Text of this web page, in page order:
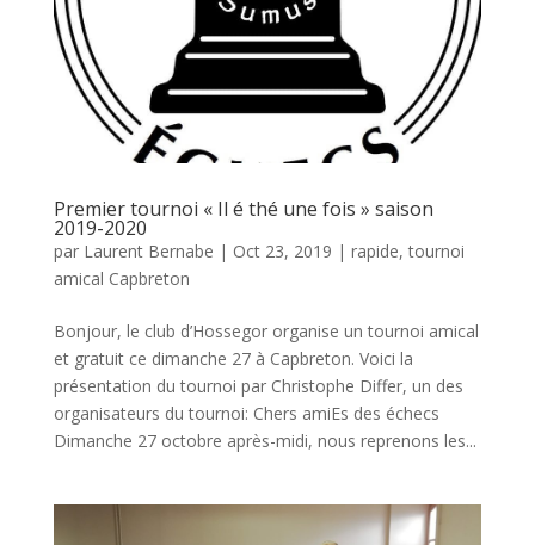
Premier tournoi « Il é thé une fois » saison
2019-2020
par Laurent Bernabe | Oct 23, 2019 | rapide,tournoi
amical Capbreton
Bonjour, le club d’Hossegor organise un tournoi amical
et gratuit ce dimanche 27 à Capbreton. Voici la
présentation du tournoi par Christophe Differ, un des
organisateurs du tournoi: Chers amiEs des échecs
Dimanche 27 octobre après-midi, nous reprenons les...